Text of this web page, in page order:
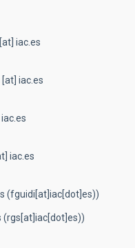
[at] iac.es
[at] iac.es
iac.es
iac.es
(fguidi[at]iac[dot]es))
(rgs[at]iac[dot]es))